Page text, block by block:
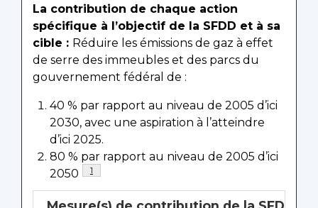
La contribution de chaque action
spécifique à l’objectif de la SFDD et à sa
cible : Réduire les émissions de gaz à effet
de serre des immeubles et des parcs du
gouvernement fédéral de :
40 % par rapport au niveau de 2005 d’ici
2030, avec une aspiration à l’atteindre
d’ici 2025.
80 % par rapport au niveau de 2005 d’ici
2050
Note de bas de page
1